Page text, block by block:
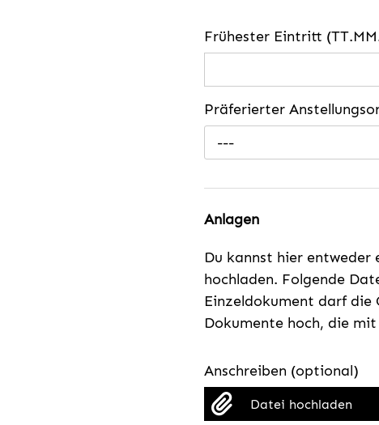
Frühester Eintritt
Präferierter
---
Anlagen
Du kannst hier entweder
hochladen. Folgende
Einzeldokument darf die
Dokumente hoch, die
Anschreiben (optional)
Datei hochladen